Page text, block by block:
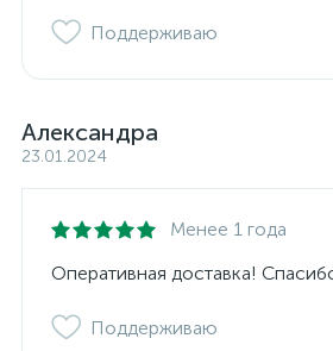
Поддерживаю
Александра
23.01.2024
Менее 1 года
Оперативная доставка!
Поддерживаю